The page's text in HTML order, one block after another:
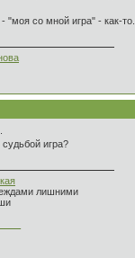
"моя со мной игра" - как-
игра?
лишними